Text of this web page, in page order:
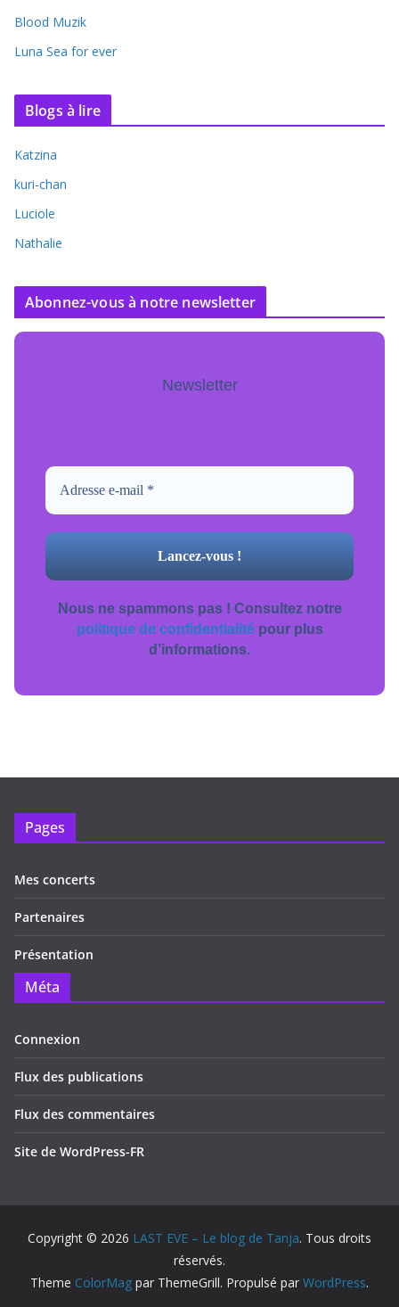
Blood Muzik
Luna Sea for ever
Blogs à lire
Katzina
kuri-chan
Luciole
Nathalie
Abonnez-vous à notre newsletter
Newsletter
Nous ne spammons pas ! Consultez notre
politique de confidentialitépour plus
d’informations.
Pages
Mes concerts
Partenaires
Présentation
Méta
Connexion
Flux des publications
Flux des commentaires
Site de WordPress-FR
Copyright © 2026 LAST EVE – Le blog de Tanja. Tous droits
réservés.
Theme ColorMag par ThemeGrill. Propulsé par WordPress.